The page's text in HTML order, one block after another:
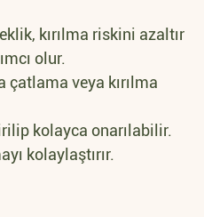
kırılma riskini azaltır
olur.
çatlama veya kırılma
kolayca onarılabilir.
kolaylaştırır.